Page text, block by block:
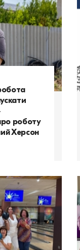
роботу
Херсон